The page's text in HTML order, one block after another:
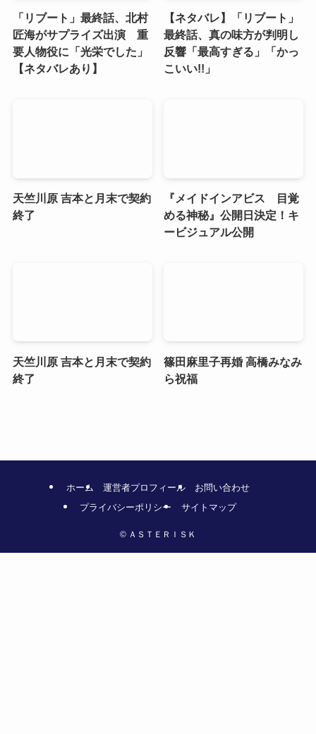
「リブート」最終話、北村
匠海がサプライズ出演 重
要人物役に「光栄でした」
【ネタバレあり】
【ネタバレ】「リブート」
最終話、真の味方が判明し
反響「最高すぎる」「かっ
こいい!!」
天竺川原 吉本と月末で契約
終了
『メイドインアビス 目覚
める神秘』公開日決定！キ
ービジュアル公開
天竺川原 吉本と月末で契約
終了
篠田麻里子再婚 高橋みなみ
ら祝福
ホーム 運営者プロフィール
お問い合わせ
プライバシーポリシー
サイトマップ
© ＡＳＴＥＲＩＳＫ